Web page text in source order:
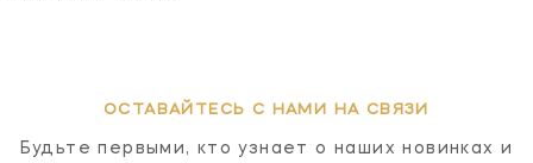
ОСТАВАЙТЕСЬ С НАМИ НА СВЯЗИ
Будьте первыми, кто узнает о наших новинках и